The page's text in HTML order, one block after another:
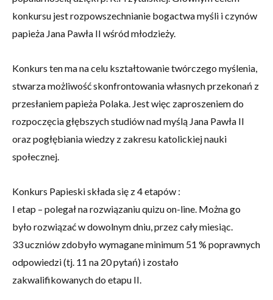
konkursu jest rozpowszechnianie bogactwa myśli i czynów
papieża Jana Pawła II wśród młodzieży.
Konkurs ten ma na celu kształtowanie twórczego myślenia,
stwarza możliwość skonfrontowania własnych przekonań z
przesłaniem papieża Polaka. Jest więc zaproszeniem do
rozpoczęcia głębszych studiów nad myślą Jana Pawła II
oraz pogłębiania wiedzy z zakresu katolickiej nauki
społecznej.
Konkurs Papieski składa się z 4 etapów :
I etap – polegał na rozwiązaniu quizu on-line. Można go
było rozwiązać w dowolnym dniu, przez cały miesiąc.
33 uczniów zdobyło wymagane minimum 51 % poprawnych
odpowiedzi (tj. 11 na 20 pytań) i zostało
zakwalifikowanych do etapu II.